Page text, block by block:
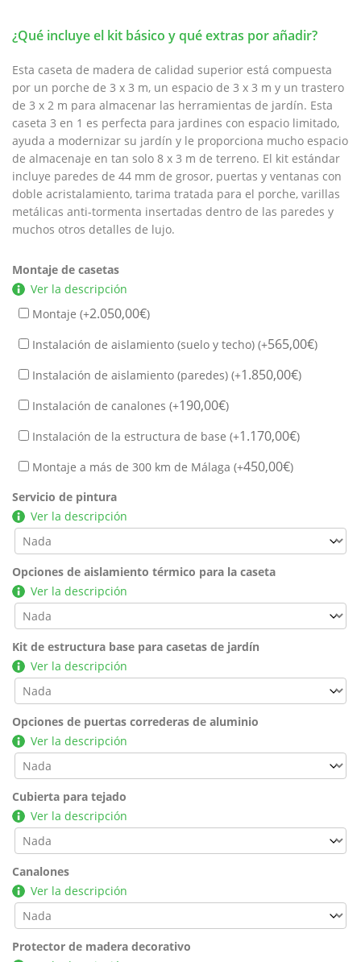
¿Qué incluye el kit básico y qué extras por añadir?
Esta caseta de madera de calidad superior está compuesta
por un porche de 3 x 3 m, un espacio de 3 x 3 m y un trastero
de 3 x 2 m para almacenar las herramientas de jardín. Esta
caseta 3 en 1 es perfecta para jardines con espacio limitado,
ayuda a modernizar su jardín y le proporciona mucho espacio
de almacenaje en tan solo 8 x 3 m de terreno. El kit estándar
incluye paredes de 44 mm de grosor, puertas y ventanas con
doble acristalamiento, tarima tratada para el porche, varillas
metálicas anti-tormenta insertadas dentro de las paredes y
muchos otros detalles de lujo.
Montaje de casetas
Ver la descripción
Montaje (+2.050,00€)
Instalación de aislamiento (suelo y techo) (+565,00€)
Instalación de aislamiento (paredes) (+1.850,00€)
Instalación de canalones (+190,00€)
Instalación de la estructura de base (+1.170,00€)
Montaje a más de 300 km de Málaga (+450,00€)
Servicio de pintura
Ver la descripción
Opciones de aislamiento térmico para la caseta
Ver la descripción
Kit de estructura base para casetas de jardín
Ver la descripción
Opciones de puertas correderas de aluminio
Ver la descripción
Cubierta para tejado
Ver la descripción
Canalones
Ver la descripción
Protector de madera decorativo